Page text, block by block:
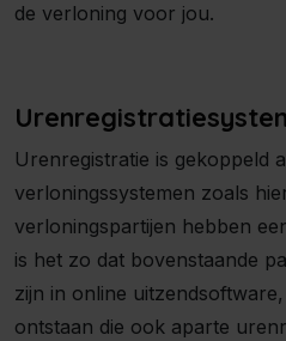
de verloning voor jou.
Urenregistratie is gekoppeld
verloningssystemen zoals
verloningspartijen hebben
is het zo dat bovenstaande
zijn in online
ontstaan die ook aparte